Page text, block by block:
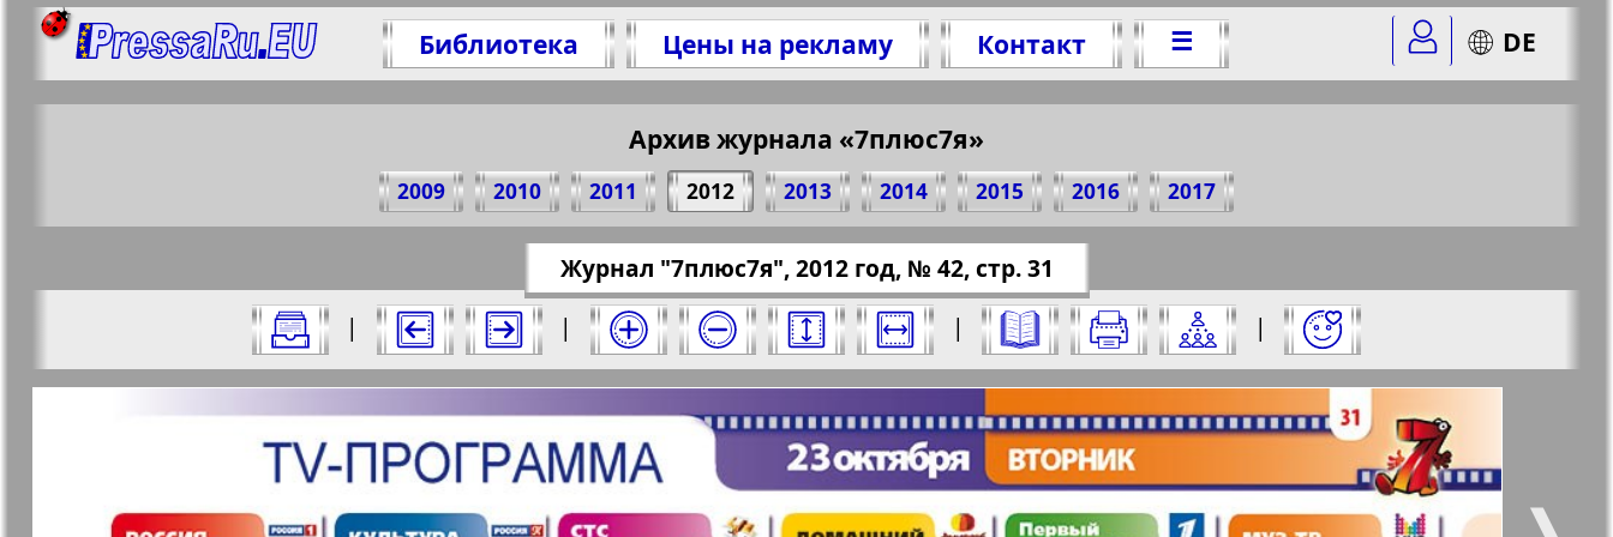
Библиотека Цены на рекламу Контакт ☰ DE
Архив журнала «7плюс7я»
2009 2010 2011 2012 2013 2014 2015 2016 2017
Все номера журнала "7плюс7я" за 2012 год. Выберите номер и нажмите на него:
Журнал "7плюс7я", 2012 год, № 42, стр. 31
|
| | |
Страницы журнала "7плюс7я". Номер: 42, 2012 год. Выберите страницу и нажмите на нее:
1 2 3 4 5 6
Отправить
Поделитесь 31 стр. журнала "7плюс7я", № 42, 2012 г.
(Нажмите, чтобы скопировать ссылку)
https://pressaru.eu/?pub=7-plus-semya&god=2012&nomer=42&str=31
Апельсин
Баден-
Берлинский
Все pro все Город 511